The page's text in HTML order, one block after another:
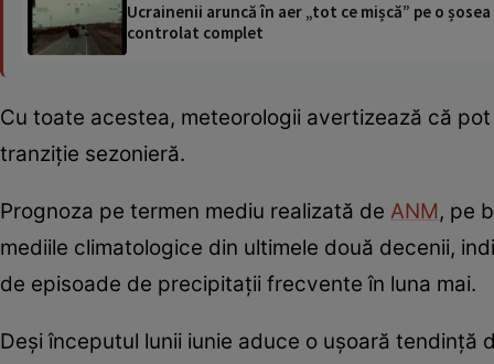
Ucrainenii aruncă în aer „tot ce mișcă” pe o
controlat complet
Cu toate acestea, meteorologii avertizează că
tranziție sezonieră.
Prognoza pe termen mediu realizată de ANM, pe
mediile climatologice din ultimele două decenii,
de episoade de precipitații frecvente în luna mai.
Deși începutul lunii iunie aduce o ușoară tendință